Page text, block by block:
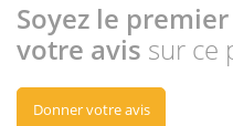
Soyez le
votre avis sur ce
Donner votre avis